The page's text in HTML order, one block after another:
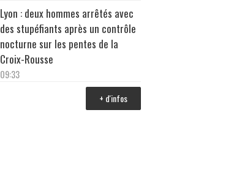
Lyon : deux hommes arrêtés avec
des stupéfiants après un contrôle
nocturne sur les pentes de la
Croix-Rousse
09:33
+ d'infos